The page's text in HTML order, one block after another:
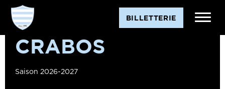
BILLETTERIE
CRABOS
Saison 2026-2027